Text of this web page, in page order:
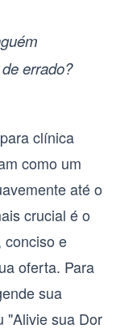
errado?
clínica
como um
até o
crucial é o
conciso e
oferta. Para
sua
"Alivie sua Dor